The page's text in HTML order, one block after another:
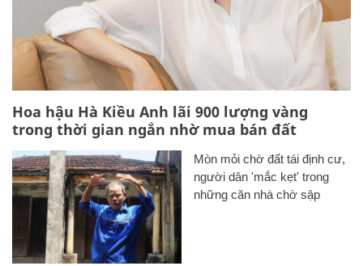
Hoa hậu Hà Kiều Anh lãi 900 lượng vàng
trong thời gian ngắn nhờ mua bán đất
Mòn mỏi chờ đất tái định cư,
người dân 'mắc kẹt' trong
những căn nhà chờ sập